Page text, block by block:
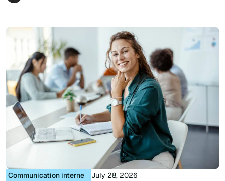
Communication interne July 28, 2026